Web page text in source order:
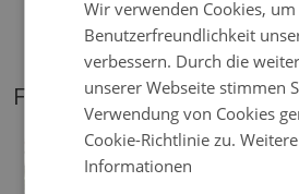
FOTOS VON UNSEREM
Wir verwenden Cookies,
Benutzerfreundlichkeit
verbessern. Durch die
unserer Webseite stimmen
Verwendung von Cookies
Cookie-Richtlinie zu.Weitere
Informationen